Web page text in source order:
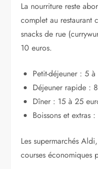
La nourriture reste
complet au restaurant
snacks de rue
10 euros.
Petit-déjeuner : 5
Déjeuner rapide :
Dîner : 15 à 25
Boissons et extras
Les supermarchés
courses économiques